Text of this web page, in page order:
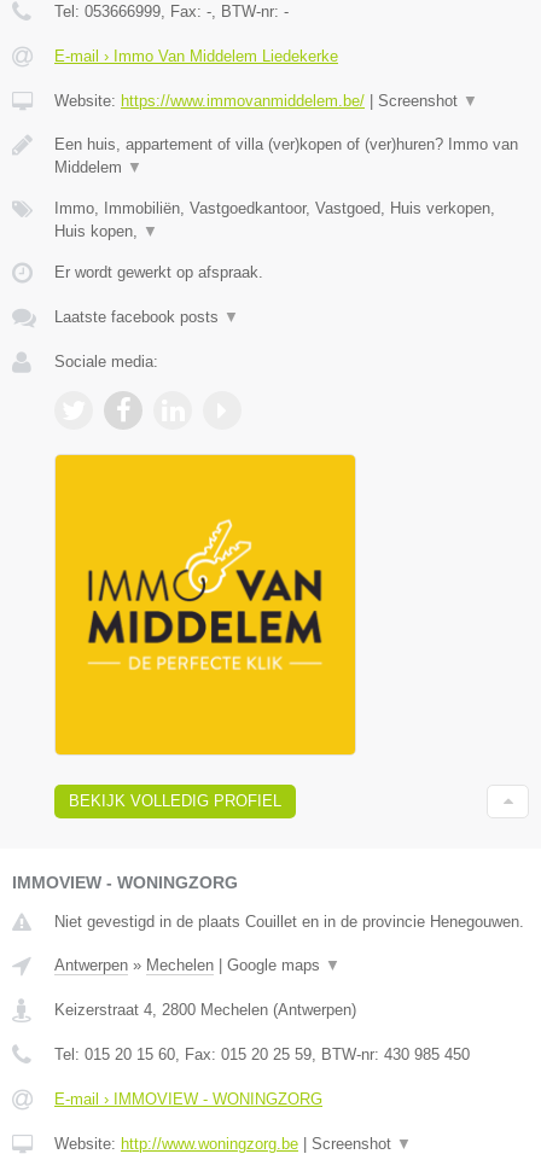
Tel: 053666999 , Fax: - , BTW-nr: -
E-mail › Immo Van Middelem Liedekerke
Website: https://www.immovanmiddelem.be/ Screenshot ▼
Een huis, appartement of villa (ver)kopen of (ver)huren? Immo van
Middelem ▼
Immo, Immobiliën, Vastgoedkantoor, Vastgoed, Huis verkopen,
Huis kopen,
▼
Er wordt gewerkt op afspraak.
Laatste facebook posts ▼
Sociale media:
BEKIJK VOLLEDIG PROFIEL
IMMOVIEW - WONINGZORG
Niet gevestigd in de plaats Couillet en in de provincie Henegouwen.
Antwerpen » Mechelen Google maps ▼
Keizerstraat 4 2800 Mechelen (Antwerpen)
Tel: 015 20 15 60 , Fax: 015 20 25 59 , BTW-nr: 430 985 450
E-mail › IMMOVIEW - WONINGZORG
Website: http://www.woningzorg.be Screenshot ▼